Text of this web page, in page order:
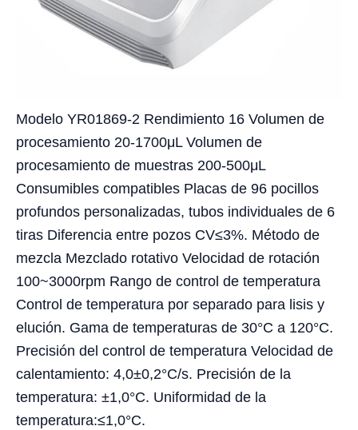
Modelo YR01869-2 Rendimiento 16 Volumen de
procesamiento 20-1700μL Volumen de
procesamiento de muestras 200-500μL
Consumibles compatibles Placas de 96 pocillos
profundos personalizadas, tubos individuales de 6
tiras Diferencia entre pozos CV≤3%. Método de
mezcla Mezclado rotativo Velocidad de rotación
100~3000rpm Rango de control de temperatura
Control de temperatura por separado para lisis y
elución. Gama de temperaturas de 30°C a 120°C.
Precisión del control de temperatura Velocidad de
calentamiento: 4,0±0,2°C/s. Precisión de la
temperatura: ±1,0°C. Uniformidad de la
temperatura:≤1,0°C.